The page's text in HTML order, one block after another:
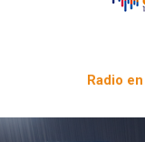
Radio